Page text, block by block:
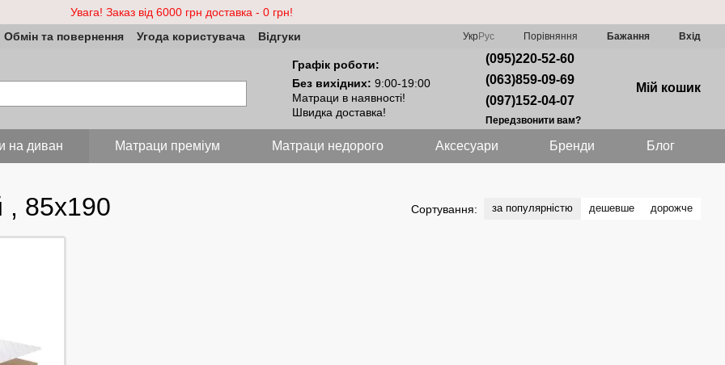
Увага! Заказ від 6000 грн доставка - 0 грн!
Обмін та повернення Угода користувача Відгуки УкрРус Порівняння Бажання Вхід
Графік роботи:
Без вихідних: 9:00-19:00
Матраци в наявності!
Швидка доставка!
(095)220-52-60
(063)859-09-69
(097)152-04-07
Передзвонити вам?
Мій кошик
на диван Матраци преміум Матраци недорого Аксесуари Бренди Блог
, 85х190 Сортування: за популярністю дешевше дорожче